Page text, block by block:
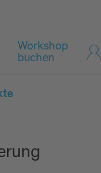
Workshop
buchen